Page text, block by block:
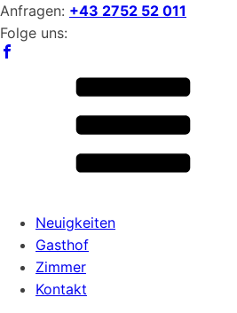
Anfragen: +43 2752 52 011
Folge uns:
Neuigkeiten
Gasthof
Zimmer
Kontakt